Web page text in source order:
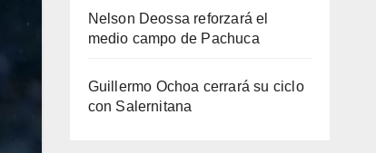
Nelson Deossa reforzará el
medio campo de Pachuca
Guillermo Ochoa cerrará su ciclo
con Salernitana